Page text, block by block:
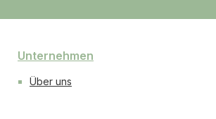
Unternehmen
Über uns